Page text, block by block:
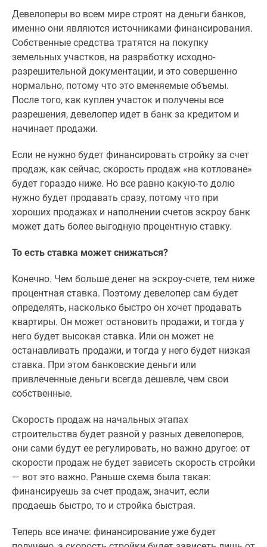
Девелоперы во всем мире строят на деньги банков,
именно они являются источниками финансирования.
Собственные средства тратятся на покупку
земельных участков, на разработку исходно-
разрешительной документации, и это совершенно
нормально, потому что это вменяемые объемы.
После того, как куплен участок и получены все
разрешения, девелопер идет в банк за кредитом и
начинает продажи.
Если не нужно будет финансировать стройку за счет
продаж, как сейчас, скорость продаж «на котловане»
будет гораздо ниже. Но все равно какую-то долю
нужно будет продавать сразу, потому что при
хороших продажах и наполнении счетов эскроу банк
может дать более выгодную процентную ставку.
То есть ставка может снижаться?
Конечно. Чем больше денег на эскроу-счете, тем ниже
процентная ставка. Поэтому девелопер сам будет
определять, насколько быстро он хочет продавать
квартиры. Он может остановить продажи, и тогда у
него будет высокая ставка. Или он может не
останавливать продажи, и тогда у него будет низкая
ставка. При этом банковские деньги или
привлеченные деньги всегда дешевле, чем свои
собственные.
Скорость продаж на начальных этапах
строительства будет разной у разных девелоперов,
они сами будут ее регулировать, но важно другое: от
скорости продаж не будет зависеть скорость стройки
— вот это важно. Раньше схема была такая:
финансируешь за счет продаж, значит, если
продаешь быстро, то и стройка быстрая.
Теперь все иначе: финансирование уже будет